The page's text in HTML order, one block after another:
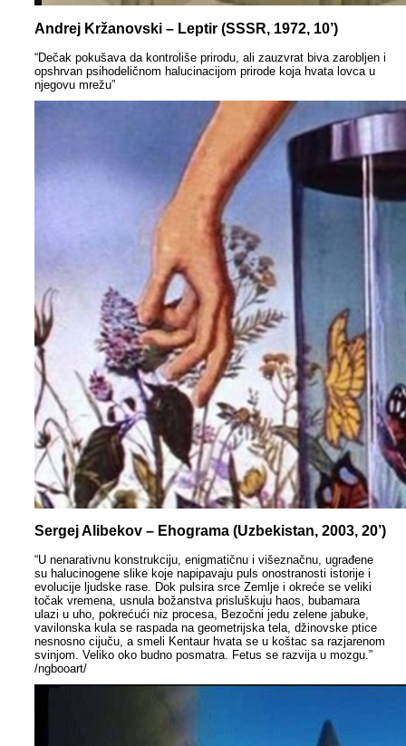
Andrej Kržanovski – Leptir (SSSR, 1972, 10’)
“Dečak pokušava da kontroliše prirodu, ali zauzvrat biva zarobljen i
opshrvan psihodeličnom halucinacijom prirode koja hvata lovca u
njegovu mrežu”
Sergej Alibekov – Ehograma (Uzbekistan, 2003, 20’)
“U nenarativnu konstrukciju, enigmatičnu i višeznačnu, ugrađene
su halucinogene slike koje napipavaju puls onostranosti istorije i
evolucije ljudske rase. Dok pulsira srce Zemlje i okreće se veliki
točak vremena, usnula božanstva prisluškuju haos, bubamara
ulazi u uho, pokrećući niz procesa, Bezočni jedu zelene jabuke,
vavilonska kula se raspada na geometrijska tela, džinovske ptice
nesnosno cijuču, a smeli Kentaur hvata se u koštac sa razjarenom
svinjom. Veliko oko budno posmatra. Fetus se razvija u mozgu.”
/ngbooart/